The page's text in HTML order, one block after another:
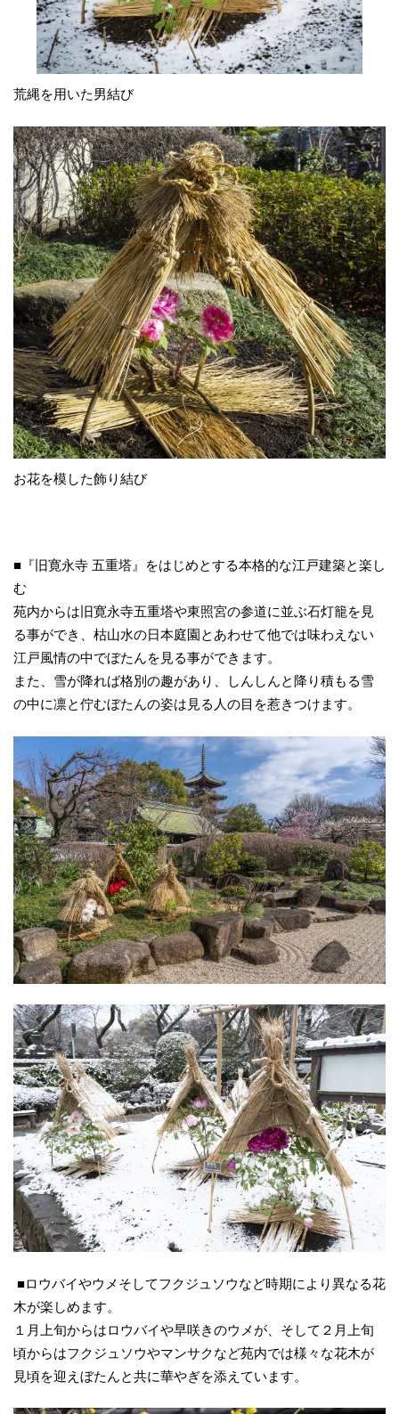
荒縄を用いた男結び
お花を模した飾り結び
■『旧寛永寺 五重塔』をはじめとする本格的な江戸建築と楽し
む
苑内からは旧寛永寺五重塔や東照宮の参道に並ぶ石灯籠を見
る事ができ、枯山水の日本庭園とあわせて他では味わえない
江戸風情の中でぼたんを見る事ができます。
また、雪が降れば格別の趣があり、しんしんと降り積もる雪
の中に凛と佇むぼたんの姿は見る人の目を惹きつけます。
■ロウバイやウメそしてフクジュソウなど時期により異なる花
木が楽しめます。
１月上旬からはロウバイや早咲きのウメが、そして２月上旬
頃からはフクジュソウやマンサクなど苑内では様々な花木が
見頃を迎えぼたんと共に華やぎを添えています。